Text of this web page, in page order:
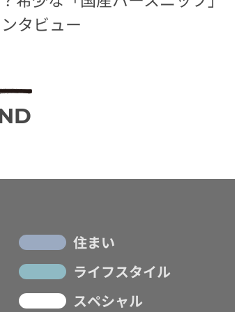
タビュー
住まい
ライフスタイル
スペシャル